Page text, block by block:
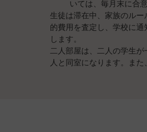
いては、毎月末に合
生徒は滞在中、家族のル
的費用を査定し、学校に
します。
二人部屋は、二人の学生
人と同室になります。また